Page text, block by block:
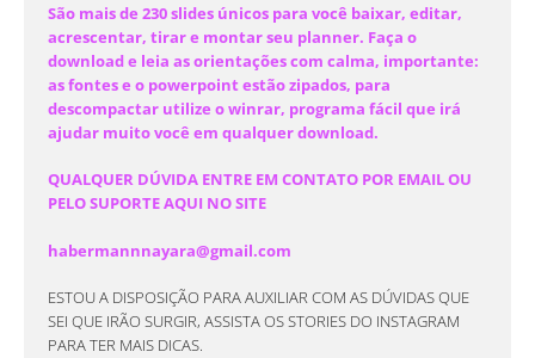
São mais de 230 slides únicos para você baixar, editar,
acrescentar, tirar e montar seu planner. Faça o
download e leia as orientações com calma, importante:
as fontes e o powerpoint estão zipados, para
descompactar utilize o winrar, programa fácil que irá
ajudar muito você em qualquer download.
QUALQUER DÚVIDA ENTRE EM CONTATO POR EMAIL OU
PELO SUPORTE AQUI NO SITE
habermannnayara@gmail.com
ESTOU A DISPOSIÇÃO PARA AUXILIAR COM AS DÚVIDAS QUE
SEI QUE IRÃO SURGIR, ASSISTA OS STORIES DO INSTAGRAM
PARA TER MAIS DICAS.